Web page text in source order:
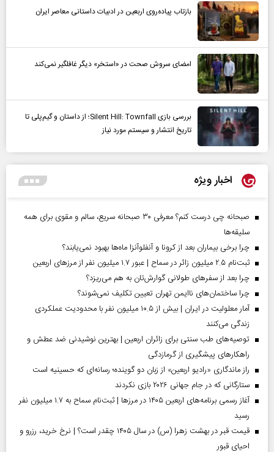
بازتاب پیاده‌روی اربعین در ادبیات داستانی معاصر ایران
امضای سروش صحت در «استخر» دیگر غافلگیر نمی‌کند
بررسی بازی Silent Hill: Townfall؛ از داستان و گیم‌پلی تا
تاریخ انتشار و سیستم مورد نیاز
اخبار ویژه
صبحانه چی درست کنم؟ معرفی ۳۰ صبحانه سریع، سالم و مقوی برای همه
سلیقه‌ها
چرا برخی بیماران بعد از کرونا و آنفلوآنزا ماه‌ها بهبود نمی‌یابند؟
ثبت‌نام ۲.۵ میلیون زائر در سماح | عبور ۱.۷ میلیون نفر از مرز‌های اربعین
چرا بعد از سفرهای طولانی گوارش‌تان به هم می‌ریزد؟
چرا ساختمان‌های ناایمن تهران تعیین تکلیف نمی‌شوند؟
آمار معلولیت در ایران | بیش از ۱۰.۵ میلیون نفر با محدودیت عملکردی
زندگی می‌کنند
توصیه‌های طب سنتی برای زائران اربعین | بهترین نوشیدنی ضد عطش و
راهکارهای پیشگیری از گرمازدگی
راز ماندگاری «رادیو اربعین» از زبان دو گوینده؛ رسانه‌ای که حسینیه است
ستارگانی که در جام جهانی ۲۰۲۶ بازی نکردند
آغاز رسمی برنامه‌های اربعین ۱۴۰۵ در مرز‌ها | ثبت‌نام سماح به ۱.۷ میلیون نفر
رسید
قیمت قبر در بهشت زهرا (س) در سال ۱۴۰۵ چقدر است؟ | نرخ خرید، رزرو و
احیای قبور